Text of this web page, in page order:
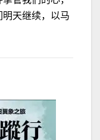
天继续，以马